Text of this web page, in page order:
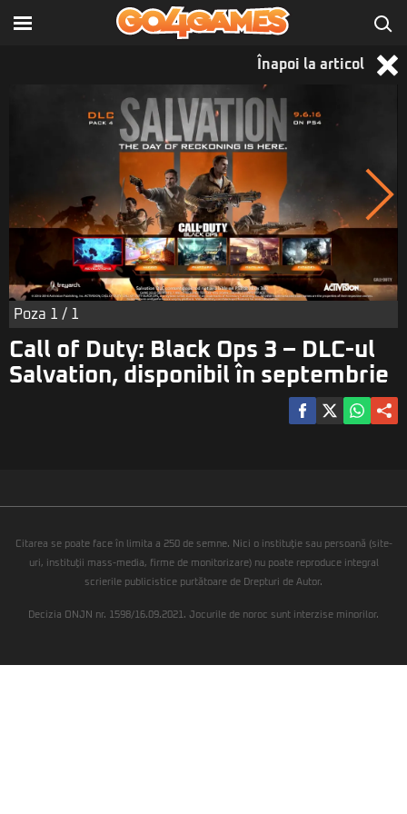
Înapoi la articol
Poza 1 / 1
Call of Duty: Black Ops 3 – DLC-ul
Salvation, disponibil în septembrie
Citarea se poate face în limita a 250 de semne. Nici o instituţie sau persoană (site-
uri, instituţii mass-media, firme de monitorizare) nu poate reproduce integral
scrierile publicistice purtătoare de Drepturi de Autor.
Decizia ONJN nr. 1598/16.09.2021. Jocurile de noroc sunt interzise minorilor.